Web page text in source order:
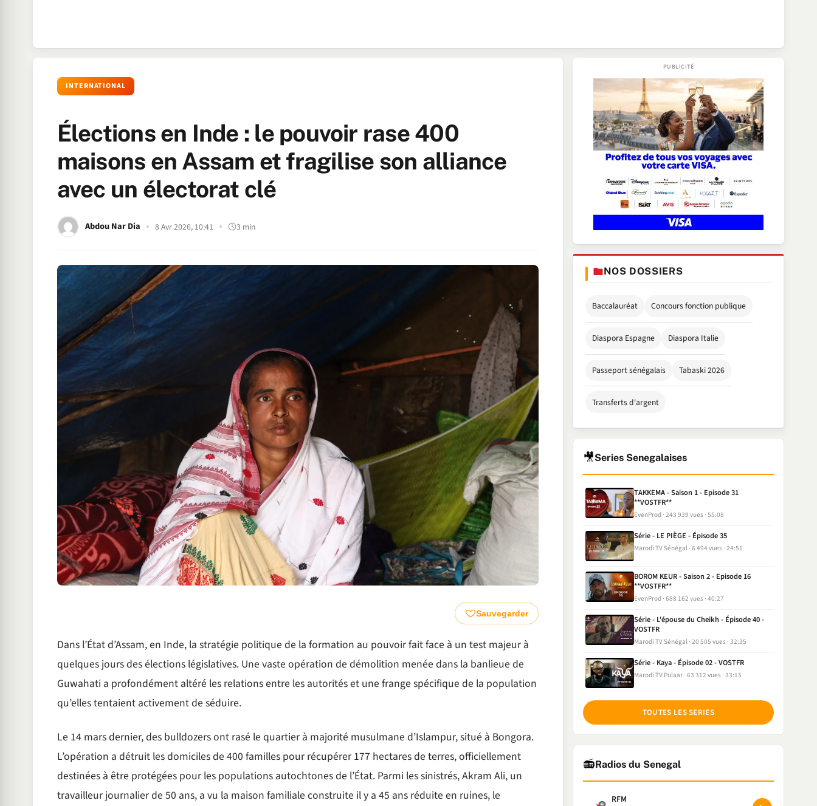
INTERNATIONAL
Élections en Inde : le pouvoir rase 400
maisons en Assam et fragilise son alliance
avec un électorat clé
Abdou Nar Dia 8 Avr 2026, 10:41 3 min
Sauvegarder
Dans l’État d’Assam, en Inde, la stratégie politique de la formation au pouvoir fait face à un test majeur à
quelques jours des élections législatives. Une vaste opération de démolition menée dans la banlieue de
Guwahati a profondément altéré les relations entre les autorités et une frange spécifique de la population
qu’elles tentaient activement de séduire.
Le 14 mars dernier, des bulldozers ont rasé le quartier à majorité musulmane d’Islampur, situé à Bongora.
L’opération a détruit les domiciles de 400 familles pour récupérer 177 hectares de terres, officiellement
destinées à être protégées pour les populations autochtones de l’État. Parmi les sinistrés, Akram Ali, un
travailleur journalier de 50 ans, a vu la maison familiale construite il y a 45 ans réduite en ruines, le
NOS DOSSIERS
Baccalauréat Concours fonction publique
Diaspora Espagne Diaspora Italie
Passeport sénégalais Tabaski 2026
Transferts d'argent
🎥Series Senegalaises
TAKKEMA - Saison 1 - Episode 31
**VOSTFR**
EvenProd 243 939 vues 55:08
Série - LE PIÈGE - Épisode 35
Marodi TV Sénégal 6 494 vues 24:51
BOROM KEUR - Saison 2 - Episode 16
**VOSTFR**
EvenProd 688 162 vues 40:27
Série - L'épouse du Cheikh - Épisode 40 -
VOSTFR
Marodi TV Sénégal 20 505 vues 32:35
Série - Kaya - Épisode 02 - VOSTFR
Marodi TV Pulaar 63 312 vues 33:15
TOUTES LES SERIES
📻Radios du Senegal
RFM